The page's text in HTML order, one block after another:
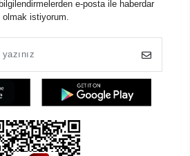
e-posta ile haberdar
olmak istiyorum.